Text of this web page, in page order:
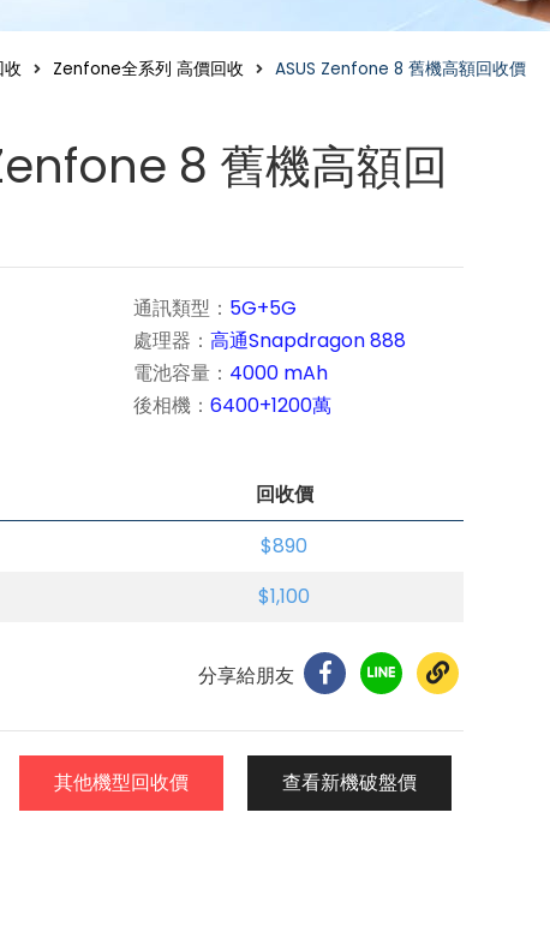
收 Zenfone全系列 高價回收 ASUS Zenfone 8 舊機高額回收價
8 舊機高額回
通訊類型： 5G+5G
處理器： 高通Snapdragon 888
電池容量： 4000 mAh
後相機： 6400+1200萬
回收價
$890
$1,100
分享給朋友
其他機型回收價 查看新機破盤價